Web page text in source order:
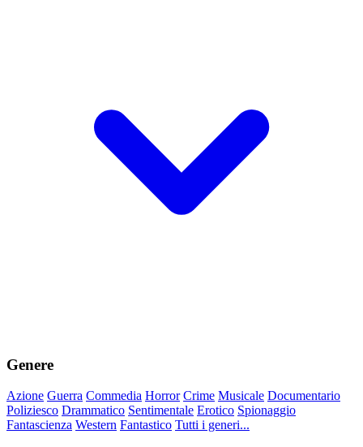
Genere
Azione Guerra Commedia Horror Crime Musicale Documentario
Poliziesco Drammatico Sentimentale Erotico Spionaggio
Fantascienza Western Fantastico Tutti i generi...